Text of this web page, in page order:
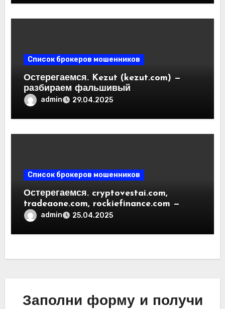
Отзывы пользователей
Список брокеров мошенников
Остерегаемся. Kezut (kezut.com) —
разбираем фальшивый
криптовалютный обменник. Как
вернуть деньги. Отзывы
пользователей
admin 29.04.2025
Список брокеров мошенников
Остерегаемся. cryptovestai.com,
tradeaone.com, rockiefinance.com —
обзор новых платформ для
трейдинга. Отзывы пользователей
admin 25.04.2025
Заполни форму и получи